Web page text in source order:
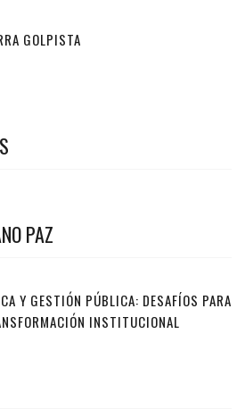
GOLPISTA
PAZ
Y GESTIÓN PÚBLICA: DESAFÍOS PARA
INSTITUCIONAL